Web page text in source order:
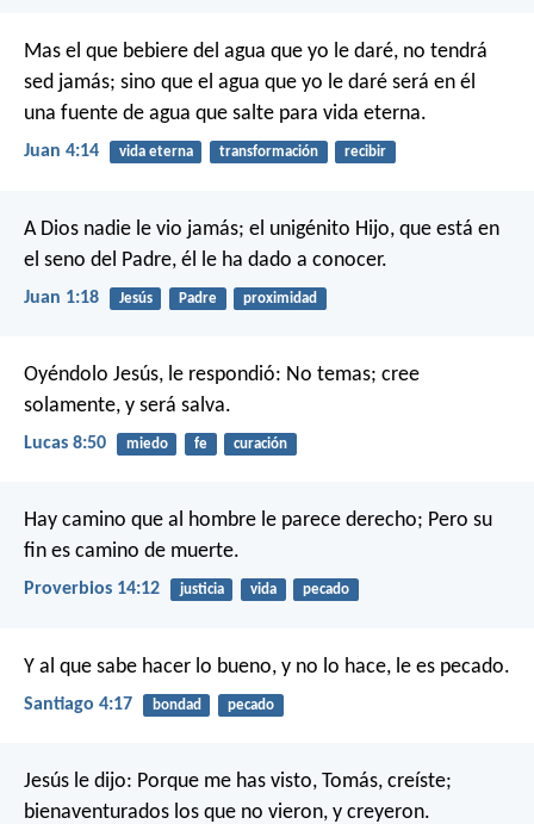
Mas el que bebiere del agua que yo le daré, no tendrá
sed jamás; sino que el agua que yo le daré será en él
una fuente de agua que salte para vida eterna.
Juan 4:14 vida eterna transformación recibir
A Dios nadie le vio jamás; el unigénito Hijo, que está en
el seno del Padre, él le ha dado a conocer.
Juan 1:18 Jesús Padre proximidad
Oyéndolo Jesús, le respondió: No temas; cree
solamente, y será salva.
Lucas 8:50 miedo fe curación
Hay camino que al hombre le parece derecho; Pero su
fin es camino de muerte.
Proverbios 14:12 justicia vida pecado
Y al que sabe hacer lo bueno, y no lo hace, le es pecado.
Santiago 4:17 bondad pecado
Jesús le dijo: Porque me has visto, Tomás, creíste;
bienaventurados los que no vieron, y creyeron.